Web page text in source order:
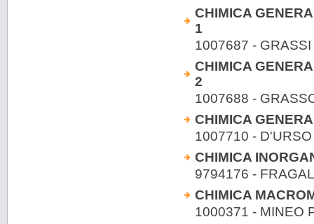
CHIMICA
1
1007687 -
CHIMICA
2
1007688 -
CHIMICA
1007710 -
CHIMICA
9794176 -
CHIMICA
1000371 - MINEO